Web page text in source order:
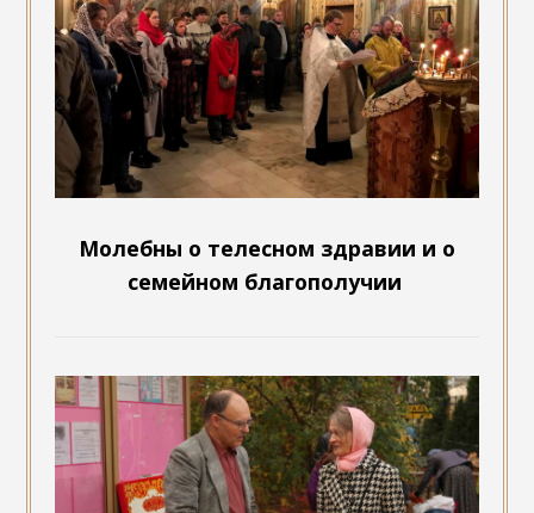
Молебны о телесном здравии и о
семейном благополучии